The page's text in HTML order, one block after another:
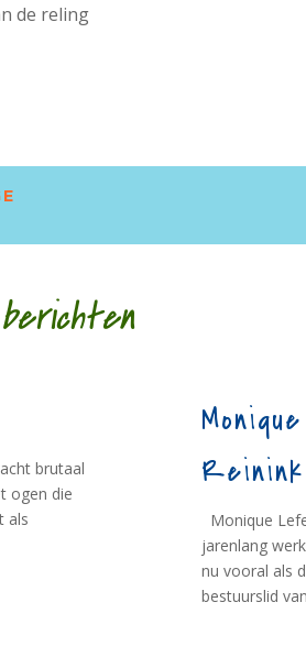
de reling
brutaal
ogen die
als
Reinink
Monique
jarenlang
nu vooral als
bestuurslid